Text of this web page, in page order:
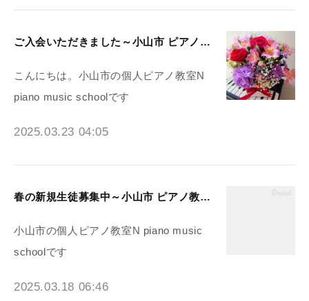
ご入会いただきました～小山市 ピアノ教室N piano music school
こんにちは。小山市の個人ピアノ教室N
piano music schoolです
2025.03.23 04:05
春の新規生徒募集中～小山市 ピアノ教室N piano music school
小山市の個人ピアノ教室N piano music
schoolです
2025.03.18 06:46